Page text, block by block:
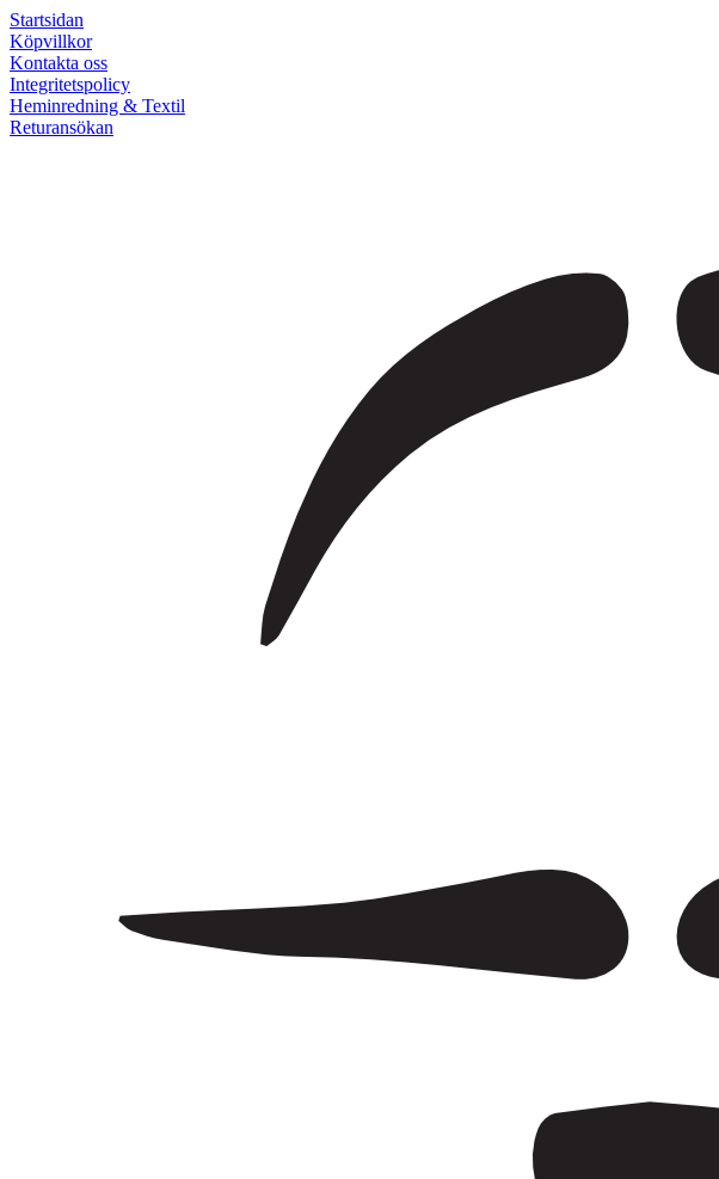
Startsidan
Köpvillkor
Kontakta oss
Integritetspolicy
Heminredning & Textil
Returansökan